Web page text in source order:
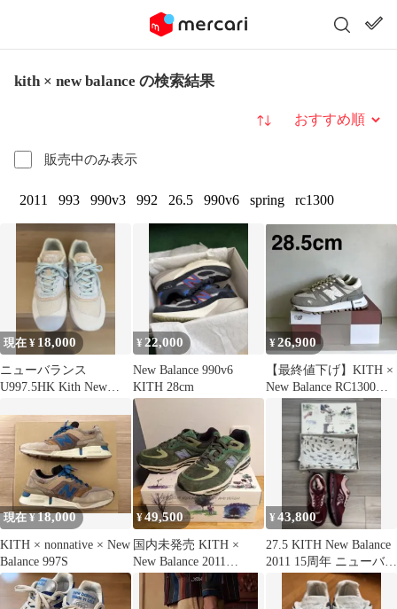
kith × new balance の検索結果
販売中のみ表示
並び替え
2011 993 990v3 992 26.5 990v6 spring rc1300
現在 ¥ 18,000
ニューバランス
U997.5HK Kith New
¥ 22,000
New Balance 990v6
KITH 28cm
¥26,900
【最終値下げ】KITH ×
New Balance RC1300
28.5cm
現在 ¥18,000
KITH × nonnative × New
Balance 997S
¥49,500
国内未発売 KITH ×
New Balance 2011
26.5cm
¥43,800
27.5 KITH New Balance
2011 15周年 ニューバラ